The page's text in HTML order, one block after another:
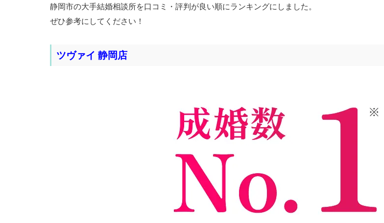
静岡市の大手結婚相談所を口コミ・評判が良い順にランキングにしました。
ぜひ参考にしてください！
ツヴァイ 静岡店